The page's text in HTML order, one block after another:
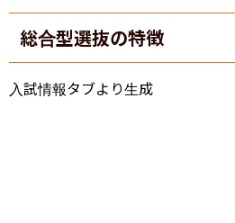
総合型選抜の特徴
入試情報タブより生成